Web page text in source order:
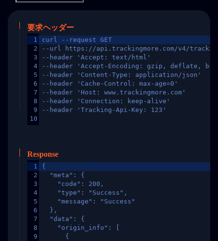
要求ヘッダー
1
2
3
4
5
6
7
8
9
10
curl --request GET
--url https://api.trackingmore.com/v4/trackings/
--header 'Accept: text/html'
--header 'Accept-Encoding: gzip, deflate,
--header 'Content-Type: application/json'
--header 'Cache-Control: max-age=0'
--header 'Host: www.trackingmore.com'
--header 'Connection: keep-alive'
--header 'Tracking-Api-Key: 123'
Response
1
2
3
4
5
6
7
8
9
{
  "meta": {
    "code": 200,
    "type": "Success",
    "message": "Success"
  },
  "data": {
    "origin_info": [
      {